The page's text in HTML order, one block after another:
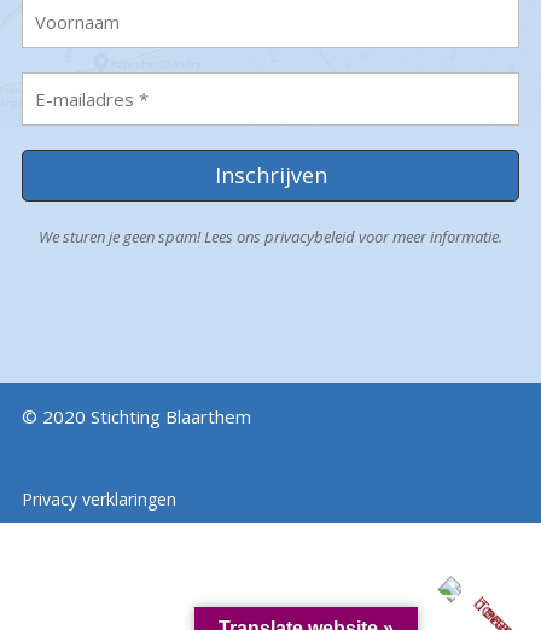
We sturen je geen spam! Lees ons privacybeleidvoor meer informatie.
© 2020 Stichting Blaarthem
Privacy verklaringen